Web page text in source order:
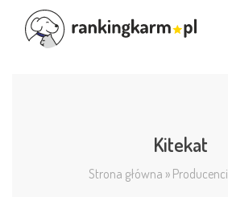
Kitekat
Strona główna » Producenci